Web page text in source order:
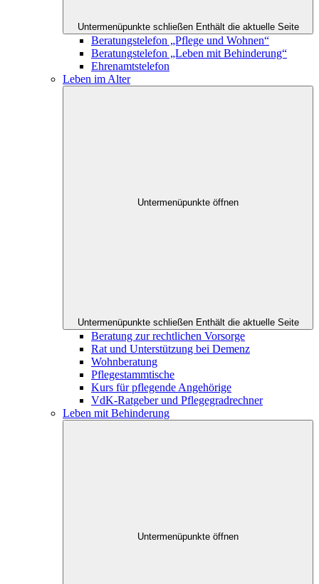
Untermenüpunkte schließen Enthält die aktuelle Seite
Beratungstelefon „Pflege und Wohnen“
Beratungstelefon „Leben mit Behinderung“
Ehrenamtstelefon
Leben im Alter
Untermenüpunkte öffnen
Untermenüpunkte schließen Enthält die aktuelle Seite
Beratung zur rechtlichen Vorsorge
Rat und Unterstützung bei Demenz
Wohnberatung
Pflegestammtische
Kurs für pflegende Angehörige
VdK-Ratgeber und Pflegegradrechner
Leben mit Behinderung
Untermenüpunkte öffnen